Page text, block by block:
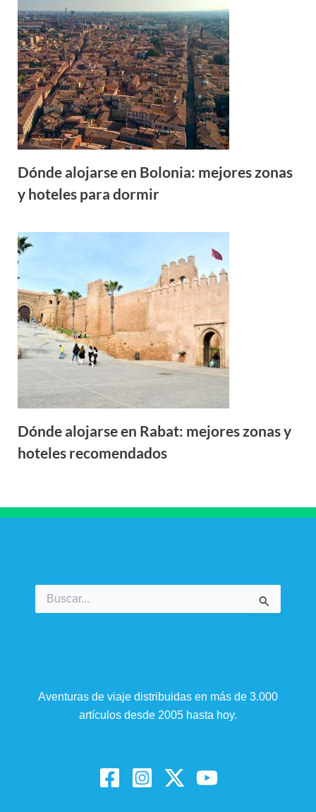
Dónde alojarse en Bolonia: mejores zonas
y hoteles para dormir
Dónde alojarse en Rabat: mejores zonas y
hoteles recomendados
por:
Aventuras de viaje distribuidas en más de 3.000
artículos desde 2005 hasta hoy.